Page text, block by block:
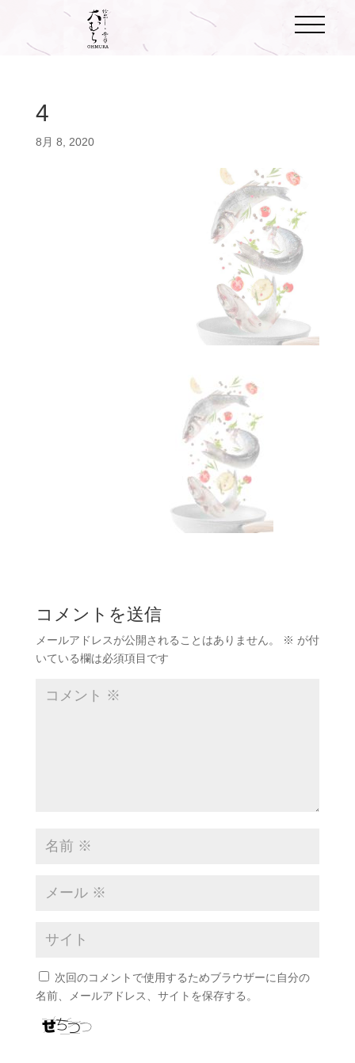
4
8月 8, 2020
コメントを送信
メールアドレスが公開されることはありません。 ※ が付
いている欄は必須項目です
次回のコメントで使用するためブラウザーに自分の
名前、メールアドレス、サイトを保存する。